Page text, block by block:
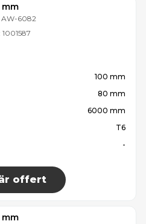
mm
AW-6082
1001587
100 mm
80 mm
6000 mm
T6
-
offert
mm